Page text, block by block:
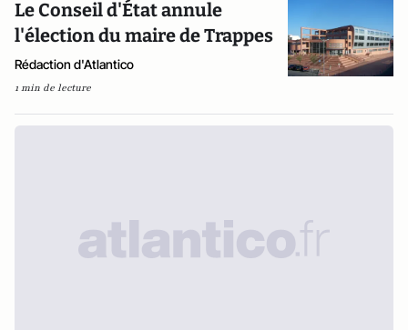
Le Conseil d'État annule
l'élection du maire de Trappes
Rédaction d'Atlantico
1 min de lecture